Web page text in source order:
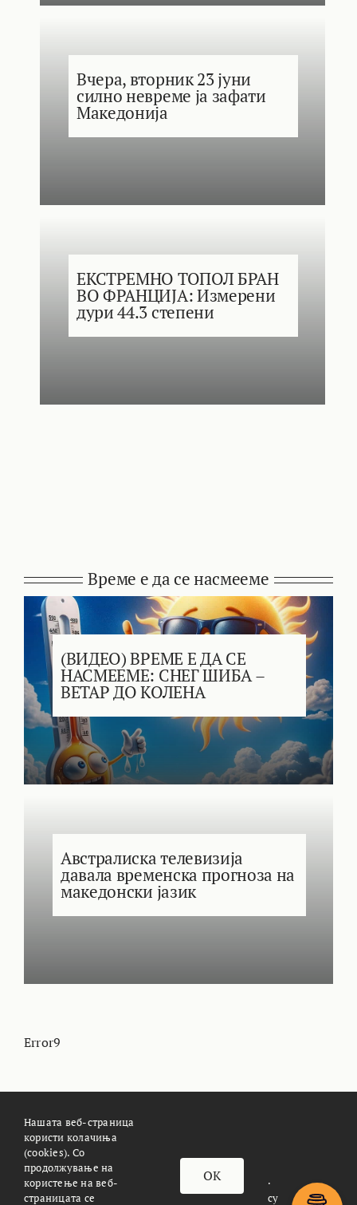
Вчера, вторник 23 јуни
силно невреме ја зафати
Македонија
ЕКСТРЕМНО ТОПОЛ БРАН
ВО ФРАНЦИЈА: Измерени
дури 44.3 степени
Време е да се насмееме
(ВИДЕО) ВРЕМЕ Е ДА СЕ
НАСМЕЕМЕ: СНЕГ ШИБА –
ВЕТАР ДО КОЛЕНА
Австралиска телевизија
давала временска прогноза на
македонски јазик
Error9
© METEOALARM. All Rights Reserved.
Made with
Æther Marketing Agency
За Meteoalarm.mk Импресум
Нашата веб-страница
користи колачиња
(cookies). Со
продолжување на
користење на веб-
страницата се
OK